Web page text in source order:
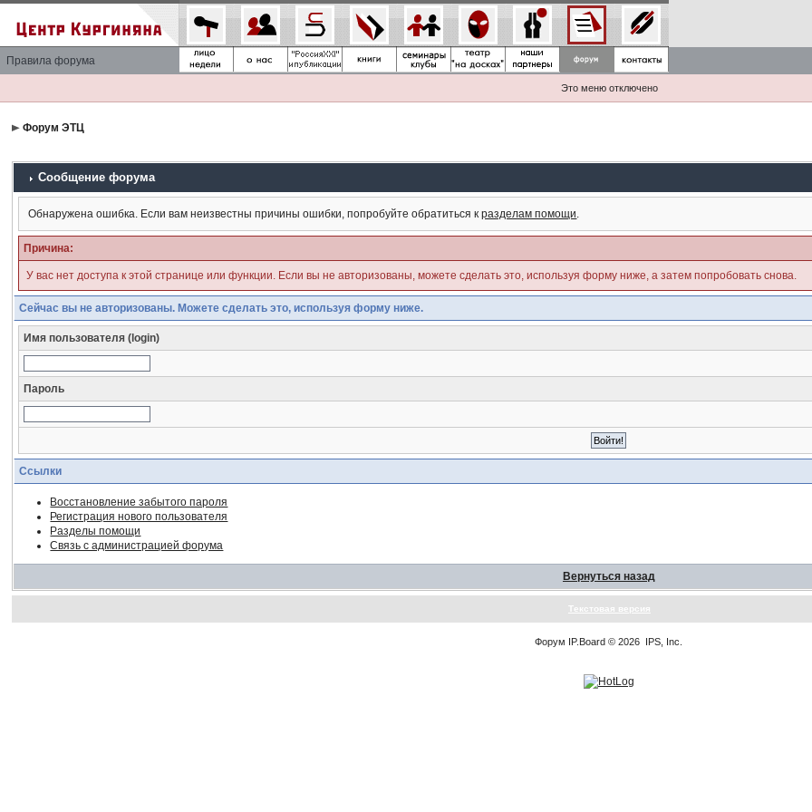
Правила форума
Это меню отключено
Форум ЭТЦ
Сообщение форума
Обнаружена ошибка. Если вам неизвестны причины ошибки, попробуйте обратиться кразделам помощи.
Причина:
У вас нет доступа к этой странице или функции. Если вы не авторизованы, можете сделать это, используя форму ниже, а затем попробовать снова.
Сейчас вы не авторизованы. Можете сделать это, используя форму ниже.
Имя пользователя (login)
Пароль
Ссылки
Восстановление забытого пароля
Регистрация нового пользователя
Разделы помощи
Связь с администрацией форума
Вернуться назад
Текстовая версия
Форум IP.Board © 2026 IPS, Inc